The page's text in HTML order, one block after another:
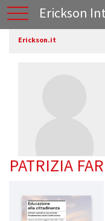
Erickson
Erickson.it
PATRIZIA